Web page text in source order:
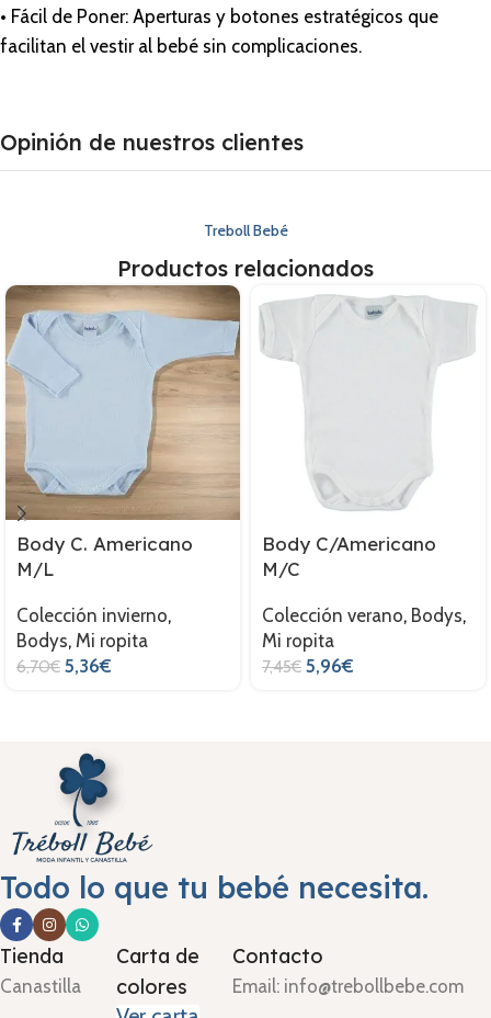
• Fácil de Poner: Aperturas y botones estratégicos que
facilitan el vestir al bebé sin complicaciones.
Opinión de nuestros clientes
Treboll Bebé
Productos relacionados
Body C. Americano
M/L
Colección invierno,
Bodys, Mi ropita
6,70€ 5,36€
Body C/Americano
M/C
Colección verano, Bodys,
Mi ropita
7,45€ 5,96€
Todo lo que tu bebé necesita.
Tienda
Canastilla
Carta de
colores
Contacto
Email: info@trebollbebe.com